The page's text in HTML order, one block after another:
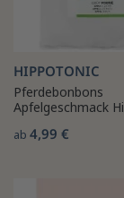
HIPPOTONIC
Pferdebonbons
Apfelgeschmack
ab 4,99 €